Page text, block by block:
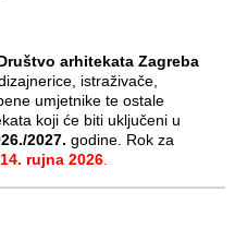
arhitekata Zagreba
istraživače,
umjetnike te ostale
koji će biti uključeni u
2027. godine. Rok za
rujna 2026.